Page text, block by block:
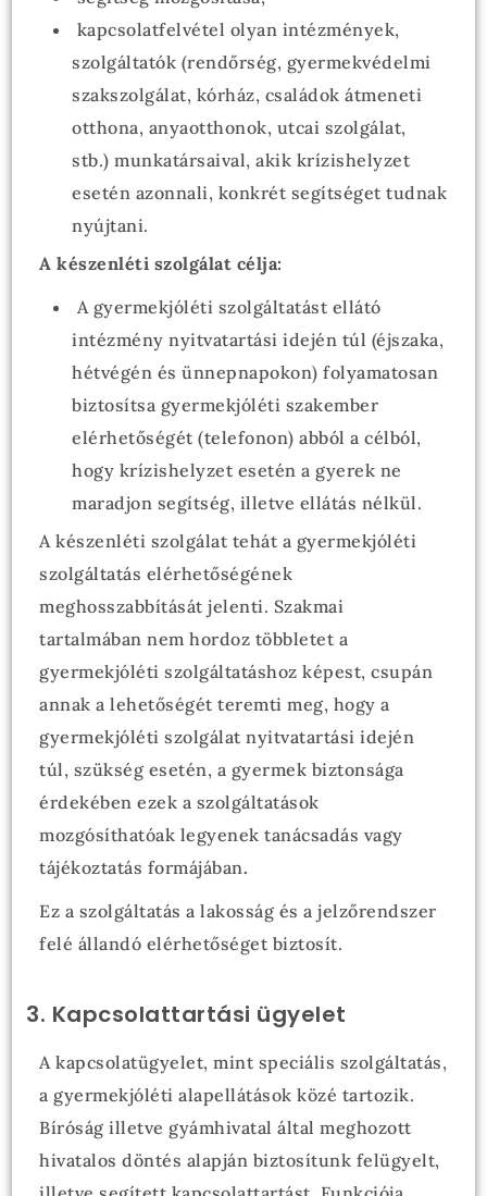
kapcsolatfelvétel olyan intézmények,
szolgáltatók (rendőrség, gyermekvédelmi
szakszolgálat, kórház, családok átmeneti
otthona, anyaotthonok, utcai szolgálat,
stb.) munkatársaival, akik krízishelyzet
esetén azonnali, konkrét segítséget tudnak
nyújtani.
A készenléti szolgálat célja:
A gyermekjóléti szolgáltatást ellátó
intézmény nyitvatartási idején túl (éjszaka,
hétvégén és ünnepnapokon) folyamatosan
biztosítsa gyermekjóléti szakember
elérhetőségét (telefonon) abból a célból,
hogy krízishelyzet esetén a gyerek ne
maradjon segítség, illetve ellátás nélkül.
A készenléti szolgálat tehát a gyermekjóléti
szolgáltatás elérhetőségének
meghosszabbítását jelenti. Szakmai
tartalmában nem hordoz többletet a
gyermekjóléti szolgáltatáshoz képest, csupán
annak a lehetőségét teremti meg, hogy a
gyermekjóléti szolgálat nyitvatartási idején
túl, szükség esetén, a gyermek biztonsága
érdekében ezek a szolgáltatások
mozgósíthatóak legyenek tanácsadás vagy
tájékoztatás formájában.
Ez a szolgáltatás a lakosság és a jelzőrendszer
felé állandó elérhetőséget biztosít.
3. Kapcsolattartási ügyelet
A kapcsolatügyelet, mint speciális szolgáltatás,
a gyermekjóléti alapellátások közé tartozik.
Bíróság illetve gyámhivatal által meghozott
hivatalos döntés alapján biztosítunk felügyelt,